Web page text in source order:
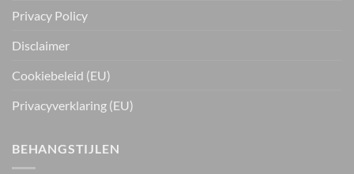
Privacy Policy
Disclaimer
Cookiebeleid (EU)
Privacyverklaring (EU)
BEHANGSTIJLEN